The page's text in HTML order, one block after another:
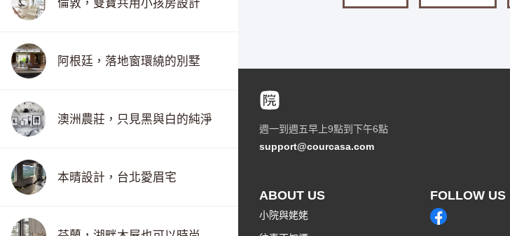
倫敦，雙寶共用小孩房設計
阿根廷，落地窗環繞的別墅
澳洲農莊，只見黑與白的純淨
本晴設計，台北愛眉宅
週一到週五早上9點到下午6點
support@courcasa.com
ABOUT US
小院與姥姥
FOLLOW US